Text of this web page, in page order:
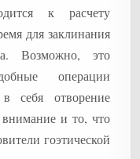
к расчету
для заклинания
Возможно, это
операции
себя отворение
и то, что
гоэтической